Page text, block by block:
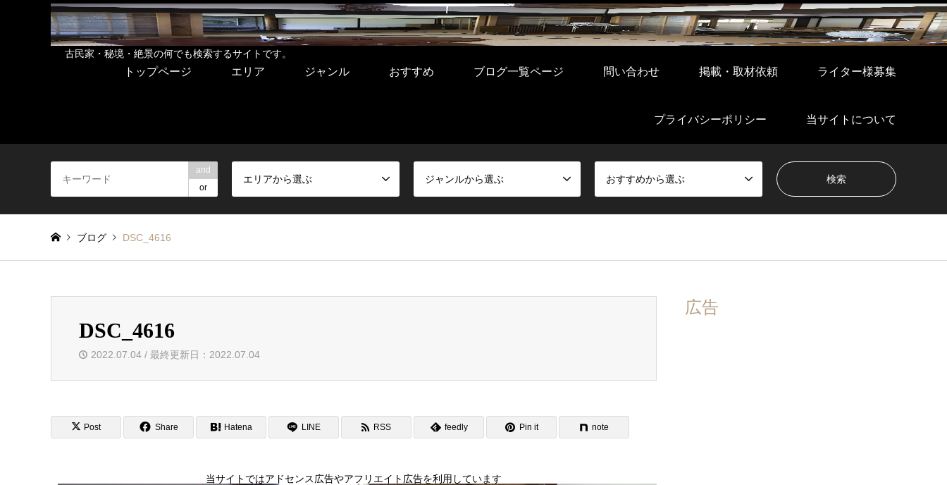
古民家・秘境・絶景の何でも検索するサイトです。
トップページ エリア ジャンル おすすめ ブログ一覧ページ 問い合わせ 掲載・取材依頼 ライター様募集
プライバシーポリシー 当サイトについて
and
or
エリアから選ぶ ジャンルから選ぶ おすすめから選ぶ
ブログ DSC_4616
DSC_4616
2022.07.04 / 最終更新日：2022.07.04
Post Share Hatena LINE RSS feedly Pin it note
当サイトではアドセンス広告やアフリエイト広告を利用しています
広告